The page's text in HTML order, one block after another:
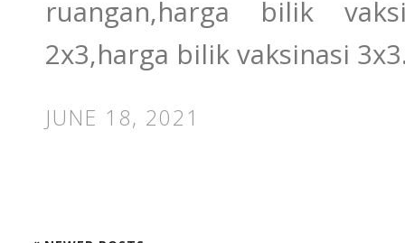
ruangan,harga bilik
2x3,harga bilik vaksinasi
JUNE 18, 2021